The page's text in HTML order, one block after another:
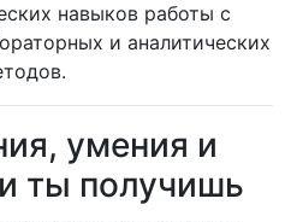
навыков работы с
и аналитических
умения и
ты получишь